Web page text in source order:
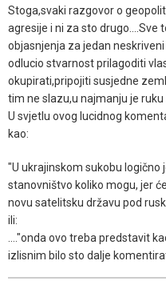
Stoga,svaki razgovor o
agresije i ni za sto
objasnjenja za jedan
odlucio stvarnost prilagoditi
okupirati,pripojiti susjedne
tim ne slazu,u najmanju je ruku
U svjetlu ovog lucidnog
kao:
"U ukrajinskom sukobu logično
stanovništvo koliko mogu, jer
novu satelitsku državu pod
ili:
...."onda ovo treba predstavit
izlisnim bilo sto dalje